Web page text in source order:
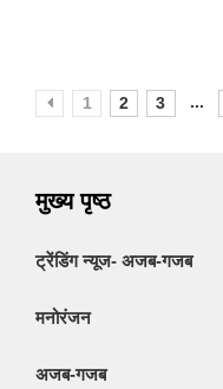
1 2 3 ...
मुख्य पृष्ठ
ट्रेंडिंग न्यूज- अजब-गजब
मनोरंजन
अजब-गजब